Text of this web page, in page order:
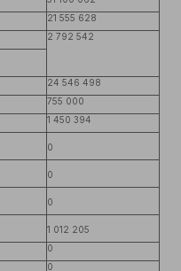
21 555 628
2 792 542
24 546 498
755 000
1 450 394
0
0
0
1 012 205
0
0